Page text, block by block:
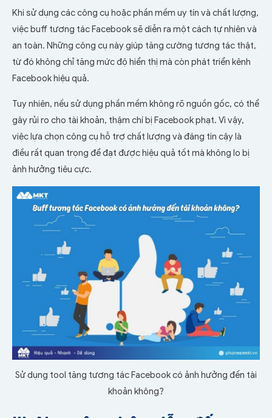
Khi sử dụng các công cụ hoặc phần mềm uy tín và chất lượng,
việc buff tương tác Facebook sẽ diễn ra một cách tự nhiên và
an toàn. Những công cụ này giúp tăng cường tương tác thật,
từ đó không chỉ tăng mức độ hiển thị mà còn phát triển kênh
Facebook hiệu quả.
Tuy nhiên, nếu sử dụng phần mềm không rõ nguồn gốc, có thể
gây rủi ro cho tài khoản, thậm chí bị Facebook phạt. Vì vậy,
việc lựa chọn công cụ hỗ trợ chất lượng và đáng tin cậy là
điều rất quan trọng để đạt được hiệu quả tốt mà không lo bị
ảnh hưởng tiêu cực.
Sử dụng tool tăng tương tác Facebook có ảnh hưởng đến tài
khoản không?